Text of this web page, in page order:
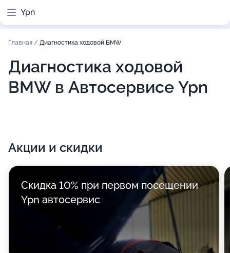
Ypn
Главная / Диагностика ходовой BMW
Диагностика ходовой
BMW в Автосервисе Ypn
Акции и скидки
Скидка 10% при первом посещении
Ypn автосервис